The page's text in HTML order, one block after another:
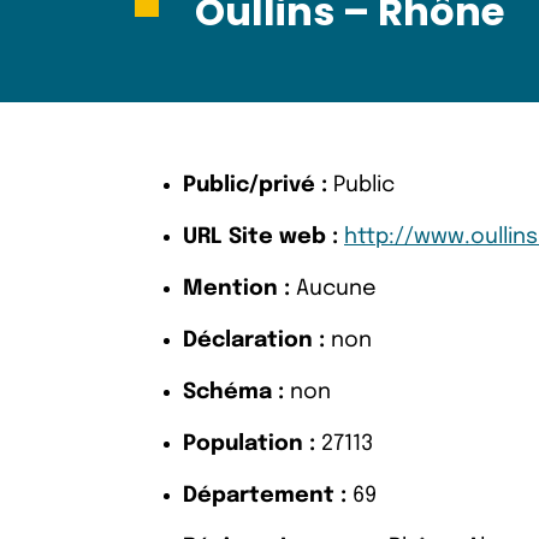
Oullins – Rhône
Public/privé : Public
URL Site web : http://
Mention : Aucune
Déclaration : non
Schéma : non
Population : 27113
Département : 69